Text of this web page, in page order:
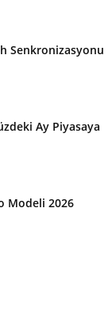
Senkronizasyonu
Ay Piyasaya
Modeli 2026